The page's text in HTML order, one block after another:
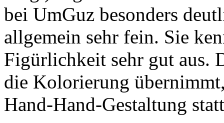
bei UmGuz besonders
allgemein sehr fein. Sie
Figürlichkeit sehr gut aus.
die Kolorierung
Hand-Hand-Gestaltung